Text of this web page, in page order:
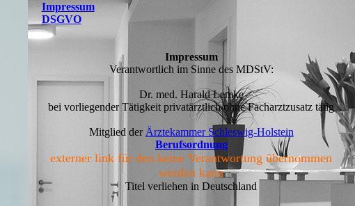
Impressum
DSGVO
Impressum
Verantwortlich im Sinne des MDStV:
Dr. med. Harald Lemke
bei vorliegender Tätigkeit privatärztlich ohne Facharztzusatz tätig
Mitglied der Ärztekammer Schleswig-Holstein
Berufsordnung
externer link für den keine Verantwortung übernommen
werden kann
Titel verliehen in Deutschland